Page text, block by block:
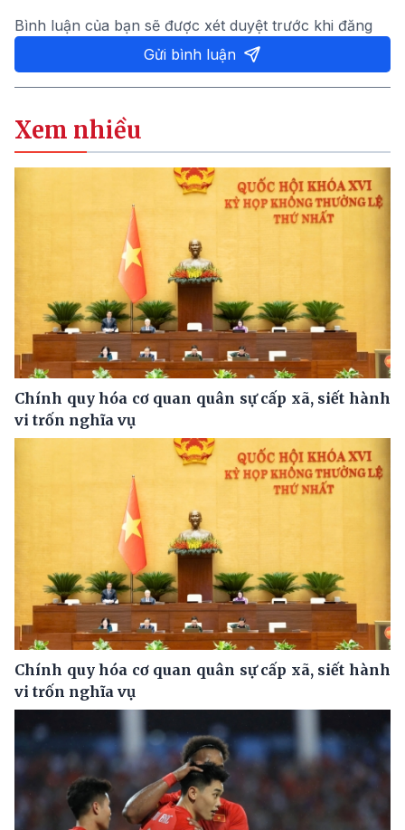
Bình luận của bạn sẽ được xét duyệt trước khi đăng
Gửi bình luận
Xem nhiều
Chính quy hóa cơ quan quân sự cấp xã, siết hành
vi trốn nghĩa vụ
Chính quy hóa cơ quan quân sự cấp xã, siết hành
vi trốn nghĩa vụ